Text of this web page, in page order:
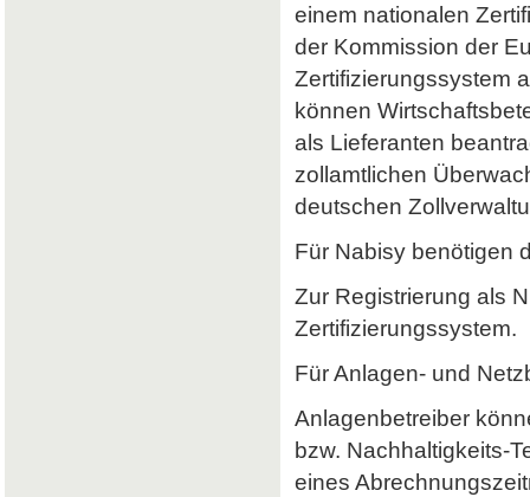
einem nationalen
der Kommission der
Zertifizierungssystem
können
als Lieferanten
zollamtlichen
deutschen
Für Nabisy benötigen
Zur Registrierung als
Zertifizierungssystem.
Für Anlagen- und
Anlagenbetreiber
bzw. Nachhaltigkeits-
eines